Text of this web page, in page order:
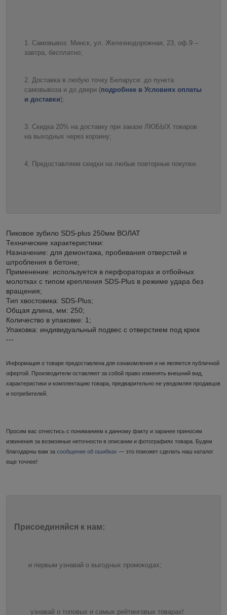
Самовывоз: Минск, ул. Железнодорожная, 23, оф.9 –
завтра, бесплатно;
Доставка в любую точку Беларуси: до пункта
самовывоза и до двери (подробнее в Условиях оплаты
и доставки);
Скидка 20% на доставку при заказе ЛЮБЫХ товаров
на выходных через корзину;
Предоставляем скидки на любые повторные покупки.
Пиковое зубило SDS-plus 250мм ВОЛАТ
Технические характеристики:
Назначение: для демонтажа, пробивания отверстий и
штробления в бетоне;
Применение: используется в перфораторах и отбойных
молотках с типом крепления SDS-Plus в режиме удара без
вращения;
Тип хвостовика: SDS-Plus;
Общая длина, мм: 250;
Количество в упаковке: 1;
Упаковка: индивидуальный подвес с отверстием под крюк
---
Информация о товаре предоставлена для ознакомления и не является публичной
офертой. Производители оставляют за собой право изменять внешний вид,
характеристики и комплектацию товара, предварительно не уведомляя продавцов
и потребителей.
Просим вас отнестись с пониманием к данному факту и заранее приносим
извинения за возможные неточности в описании и фотографиях товара. Будем
благодарны вам за сообщение об ошибках — это поможет сделать наш каталог
еще точнее!
Присоединяйся к нам:
и первым узнавай о выгодных промокодах;
узнавай о топовых и самых рейтинговых товарах!